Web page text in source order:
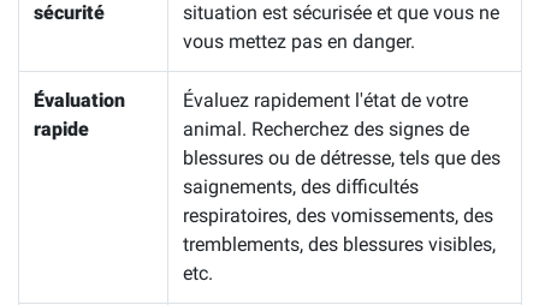
sécurité
situation est sécurisée et que vous ne
vous mettez pas en danger.
Évaluation
rapide
Évaluez rapidement l'état de votre
animal. Recherchez des signes de
blessures ou de détresse, tels que des
saignements, des difficultés
respiratoires, des vomissements, des
tremblements, des blessures visibles,
etc.